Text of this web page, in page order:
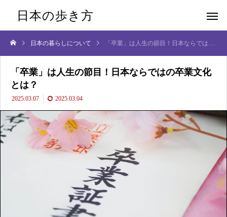
日本の歩き方
日本の暮らしについて 「卒業」は人生の節目！日本ならではの卒業文化とは？
「卒業」は人生の節目！日本ならではの卒業文化
とは？
2025.03.07 2025.03.04